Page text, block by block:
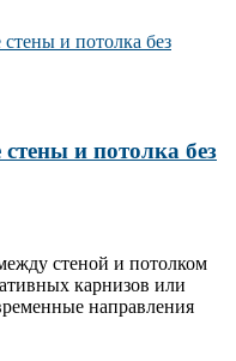
и потолка без
стеной и потолком
карнизов или
направления